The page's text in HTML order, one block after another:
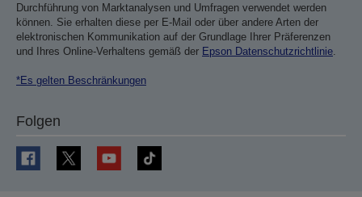
Durchführung von Marktanalysen und Umfragen verwendet werden
können. Sie erhalten diese per E-Mail oder über andere Arten der
elektronischen Kommunikation auf der Grundlage Ihrer Präferenzen
und Ihres Online-Verhaltens gemäß der Epson Datenschutzrichtlinie
*Es gelten Beschränkungen
Folgen